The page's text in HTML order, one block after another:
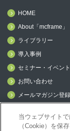
HOME
About「mcframe」
ライブラリー
導入事例
セミナー・イベント
お問い合わせ
メールマガジン登録
当ウェブサイト
（Cookie）を保